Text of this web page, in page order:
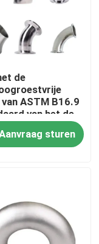
de
ASTM B16.9
van het de
1.5in 90
sturen